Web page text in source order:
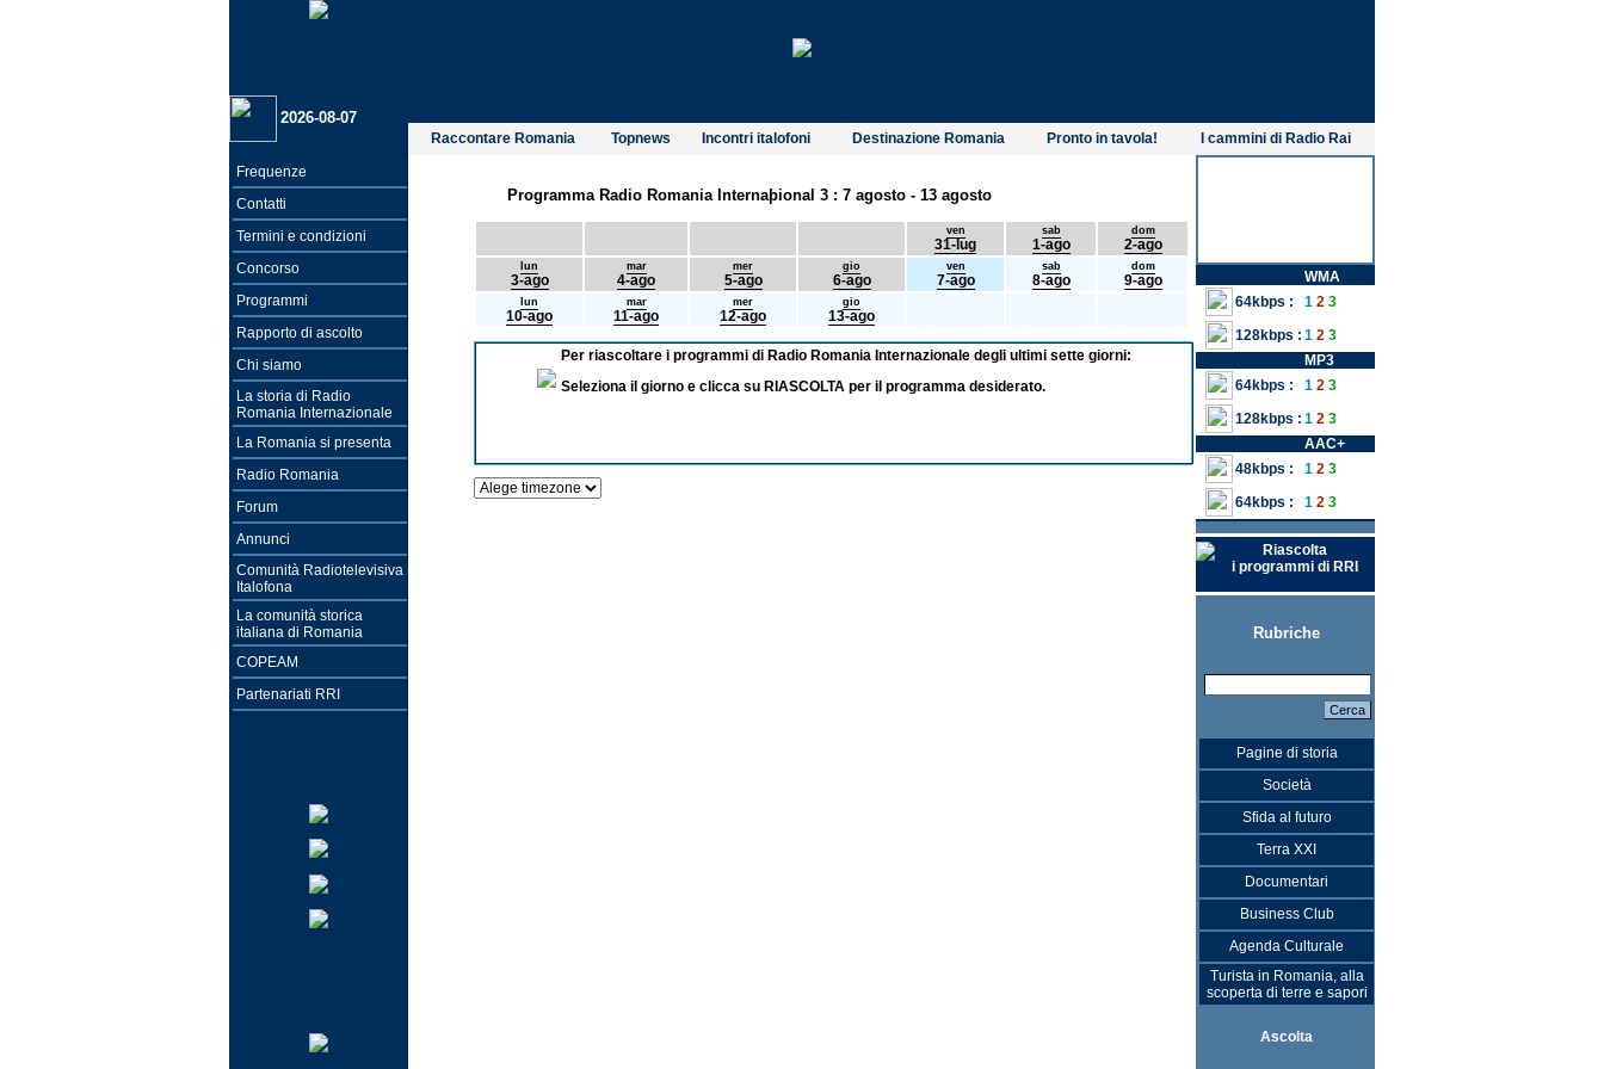
2026-08-07
Raccontare Romania Topnews Incontri italofoni Destinazione Romania Pronto in tavola!
I cammini di Radio Rai
Frequenze
Contatti
Termini e condizioni
Concorso
Programmi
Rapporto di ascolto
Chi siamo
La storia di Radio
Romania Internazionale
La Romania si presenta
Radio Romania
Forum
Annunci
Comunità Radiotelevisiva
Italofona
La comunità storica
italiana di Romania
COPEAM
Partenariati RRI
Programma Radio Romania Internaþional 3 : 7 agosto - 13 agosto
ven
31-lug
sab
1-ago
dom
2-ago
lun
3-ago
mar
4-ago
mer
5-ago
gio
6-ago
ven
7-ago
sab
8-ago
dom
9-ago
lun
10-ago
mar
11-ago
mer
12-ago
gio
13-ago
Per riascoltare i programmi di Radio Romania Internazionale degli ultimi sette giorni:
Seleziona il giorno e clicca su RIASCOLTA per il programma desiderato.
WMA
64kbps :
1 2 3
128kbps : 1 2 3
MP3
64kbps :
1 2 3
128kbps : 1 2 3
AAC+
48kbps :
1 2 3
64kbps :
1 2 3
Riascolta
i programmi di RRI
Rubriche
Pagine di storia
Società
Sfida al futuro
Terra XXI
Documentari
Business Club
Agenda Culturale
Turista in Romania, alla
scoperta di terre e sapori
Ascolta